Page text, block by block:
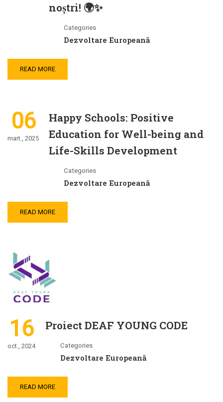
noștri! 🌍✨
Categories
Dezvoltare Europeană
READ MORE
06
mart., 2025
Happy Schools: Positive
Education for Well-being and
Life-Skills Development
Categories
Dezvoltare Europeană
READ MORE
16
oct., 2024
Proiect DEAF YOUNG CODE
Categories
Dezvoltare Europeană
READ MORE